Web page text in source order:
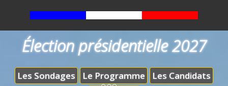
Les Sondages Le Programme
Les Candidats
Élection présidentielle 2027